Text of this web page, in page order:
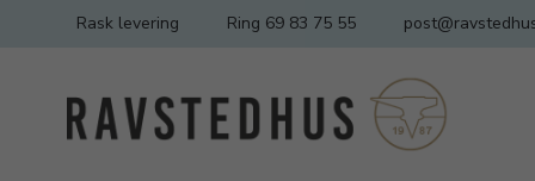
Rask levering Ring 69 83 75 55